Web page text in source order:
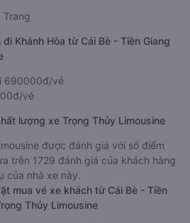
Trang
Khánh Hòa từ Cái Bè - Tiền Giang
690000đ/vé
vé
lượng xe Trọng Thủy Limousine
được đánh giá với số điểm
trên 1729 đánh giá của khách hàng
của nhà xe này.
mua vé xe khách từ Cái Bè - Tiền
Thủy Limousine